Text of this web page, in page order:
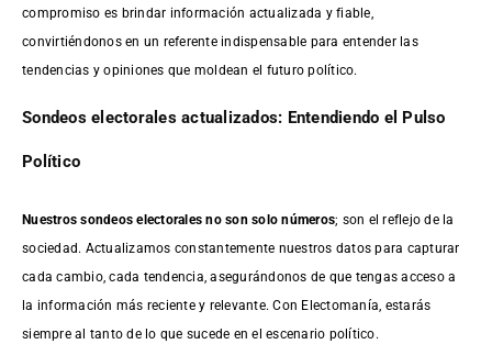
compromiso es brindar información actualizada y fiable,
convirtiéndonos en un referente indispensable para entender las
tendencias y opiniones que moldean el futuro político.
Sondeos electorales actualizados: Entendiendo el Pulso
Político
Nuestros sondeos electorales no son solo números; son el reflejo de la
sociedad. Actualizamos constantemente nuestros datos para capturar
cada cambio, cada tendencia, asegurándonos de que tengas acceso a
la información más reciente y relevante. Con Electomanía, estarás
siempre al tanto de lo que sucede en el escenario político.